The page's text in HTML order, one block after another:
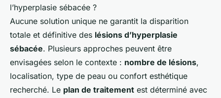
Aucune solution unique ne garantit la disparition
totale et définitive des lésions d’hyperplasie
sébacée. Plusieurs approches peuvent être
envisagées selon le contexte : nombre de lésions,
localisation, type de peau ou confort esthétique
recherché. Le plan de traitement est déterminé avec